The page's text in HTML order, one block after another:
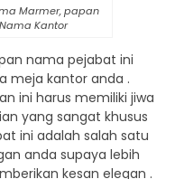
Marmer, papan
Kantor
nama pejabat ini
meja kantor anda .
ini harus memiliki jiwa
yang sangat khusus
ini adalah salah satu
anda supaya lebih
kesan elegan .